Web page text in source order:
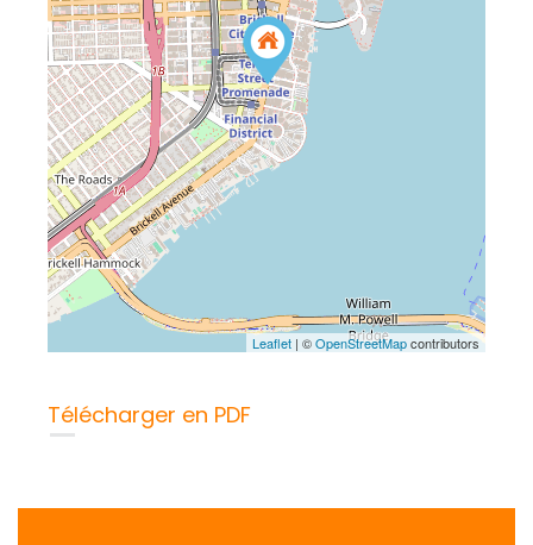
Leaflet | ©OpenStreetMapcontributors
Télécharger en PDF